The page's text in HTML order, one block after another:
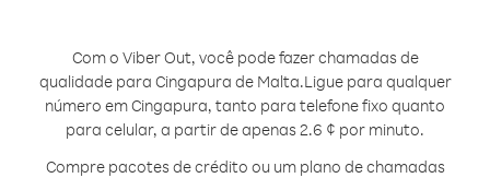
Com o Viber Out, você pode fazer chamadas de
qualidade para Cingapura de Malta.Ligue para qualquer
número em Cingapura, tanto para telefone fixo quanto
para celular, a partir de apenas 2.6 ¢ por minuto.
Compre pacotes de crédito ou um plano de chamadas